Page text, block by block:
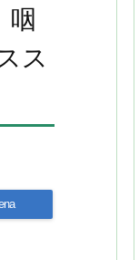
咽
ス